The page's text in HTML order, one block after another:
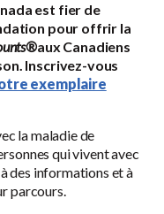
est fier de
pour offrir la
aux Canadiens
Inscrivez-vous
exemplaire
la maladie de
qui vivent avec
des informations et à
parcours.